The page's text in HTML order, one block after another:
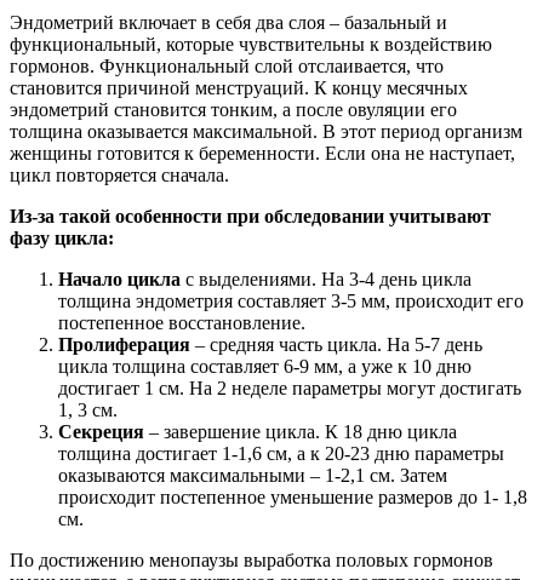
Эндометрий включает в себя два слоя – базальный и
функциональный, которые чувствительны к воздействию
гормонов. Функциональный слой отслаивается, что
становится причиной менструаций. К концу месячных
эндометрий становится тонким, а после овуляции его
толщина оказывается максимальной. В этот период организм
женщины готовится к беременности. Если она не наступает,
цикл повторяется сначала.
Из-за такой особенности при обследовании учитывают
фазу цикла:
Начало цикла с выделениями. На 3-4 день цикла
толщина эндометрия составляет 3-5 мм, происходит его
постепенное восстановление.
Пролиферация – средняя часть цикла. На 5-7 день
цикла толщина составляет 6-9 мм, а уже к 10 дню
достигает 1 см. На 2 неделе параметры могут достигать
1, 3 см.
Секреция – завершение цикла. К 18 дню цикла
толщина достигает 1-1,6 см, а к 20-23 дню параметры
оказываются максимальными – 1-2,1 см. Затем
происходит постепенное уменьшение размеров до 1- 1,8
см.
По достижению менопаузы выработка половых гормонов